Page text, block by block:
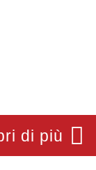
di più